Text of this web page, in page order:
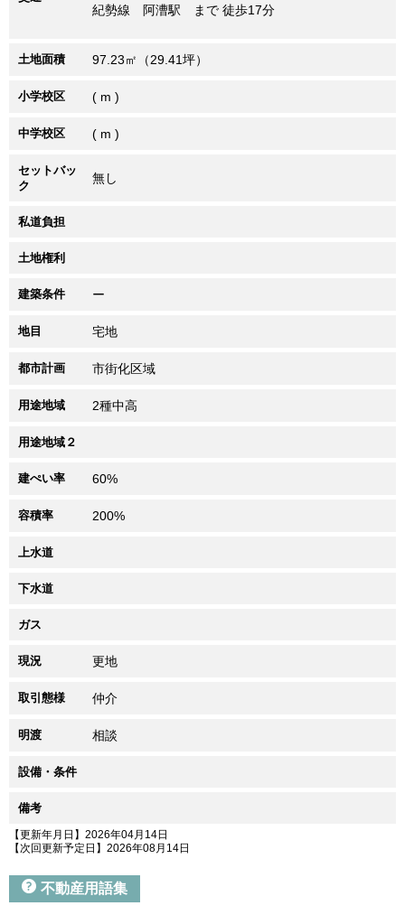
紀勢線 阿漕駅 まで 徒歩17分
土地面積 97.23㎡（29.41坪）
小学校区 ( m )
中学校区 ( m )
セットバッ
ク
無し
私道負担
土地権利
建築条件 ー
地目 宅地
都市計画 市街化区域
用途地域 2種中高
用途地域２
建ぺい率 60%
容積率 200%
上水道
下水道
ガス
現況 更地
取引態様 仲介
明渡 相談
設備・条件
備考
【更新年月日】2026年04月14日
【次回更新予定日】2026年08月14日
不動産用語集